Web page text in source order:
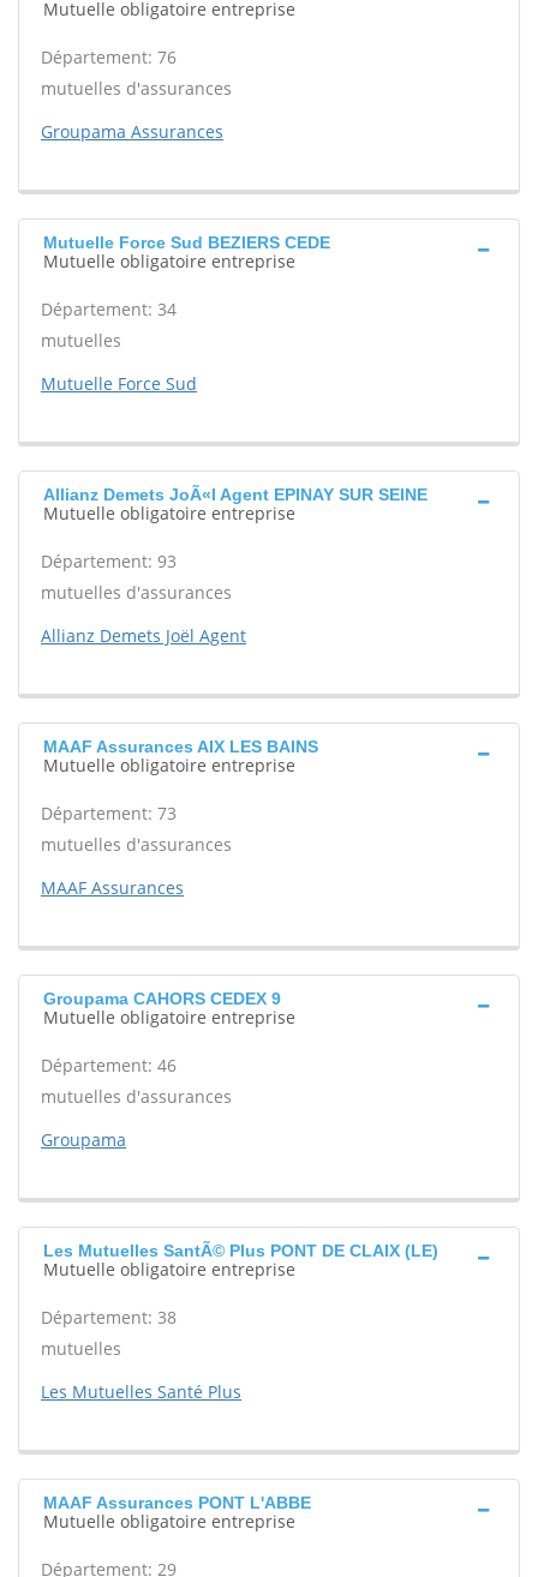
Mutuelle obligatoire entreprise
Département: 76
mutuelles d'assurances
Groupama Assurances
Mutuelle Force Sud BEZIERS CEDE
Mutuelle obligatoire entreprise
Département: 34
mutuelles
Mutuelle Force Sud
Allianz Demets JoÃ«l Agent EPINAY SUR SEINE
Mutuelle obligatoire entreprise
Département: 93
mutuelles d'assurances
Allianz Demets Joël Agent
MAAF Assurances AIX LES BAINS
Mutuelle obligatoire entreprise
Département: 73
mutuelles d'assurances
MAAF Assurances
Groupama CAHORS CEDEX 9
Mutuelle obligatoire entreprise
Département: 46
mutuelles d'assurances
Groupama
Les Mutuelles SantÃ© Plus PONT DE CLAIX (LE)
Mutuelle obligatoire entreprise
Département: 38
mutuelles
Les Mutuelles Santé Plus
MAAF Assurances PONT L'ABBE
Mutuelle obligatoire entreprise
Département: 29